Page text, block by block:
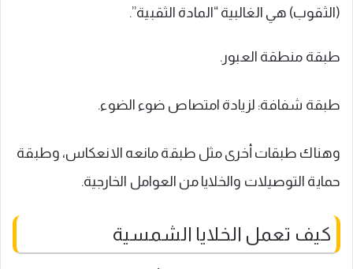
(الثقوب) هي الغالبية “المادة الثقبية”.
طبقة منطقة العبور.
طبقة شفافة: لزيادة امتصاص ضوء الضوء.
وهناك طبقات أخرى مثل طبقة مانعه الانعكاس، وطبقة
حماية التوصيلات والخلايا من العوامل الخارجية.
كيف تعمل الخلايا الشمسية